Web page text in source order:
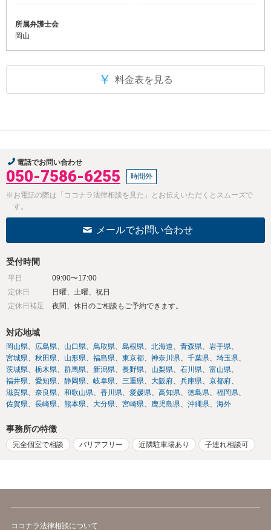
所属弁護士会
岡山
￥ 料金表を見る
電話でお問い合わせ
050-7586-6255 時間外
※お電話の際は「ココナラ法律相談を見た」とお伝えいただくとスムーズで
す。
メールでお問い合わせ
受付時間
平日
09:00〜17:00
定休日
日曜、土曜、祝日
定休日補足
夜間、休日のご相談もご予約できます。
対応地域
岡山県 広島県 山口県 鳥取県 島根県 北海道 青森県
岩手県
宮城県
秋田県 山形県 福島県 東京都 神奈川県 千葉県
埼玉県
茨城県
栃木県 群馬県 新潟県 長野県 山梨県 石川県
富山県
福井県
愛知県 静岡県 岐阜県 三重県 大阪府 兵庫県
京都府
滋賀県
奈良県 和歌山県 香川県 愛媛県 高知県 徳島県
福岡県
佐賀県
長崎県 熊本県 大分県 宮崎県 鹿児島県 沖縄県 海外
事務所の特徴
完全個室で相談 バリアフリー 近隣駐車場あり 子連れ相談可
ココナラ法律相談について